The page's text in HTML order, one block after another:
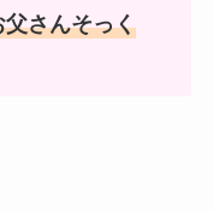
さんそっく